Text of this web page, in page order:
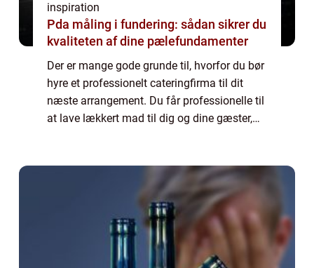
inspiration
Pda måling i fundering: sådan sikrer du
kvaliteten af dine pælefundamenter
Der er mange gode grunde til, hvorfor du bør
hyre et professionelt cateringfirma til dit
næste arrangement. Du får professionelle til
at lave lækkert mad til dig og dine gæster,